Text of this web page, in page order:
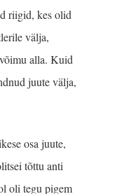
riigid, kes olid
välja,
alla. Kuid
juute välja,
osa juute,
tõttu anti
oli tegu pigem